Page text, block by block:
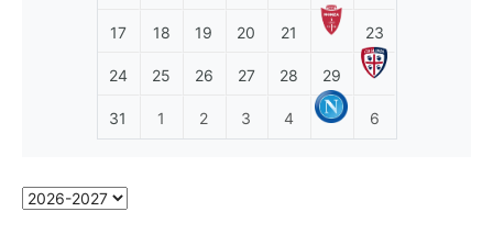
17 18 19 20 21 23
24 25 26 27 28 29
31 1 2 3 4 6